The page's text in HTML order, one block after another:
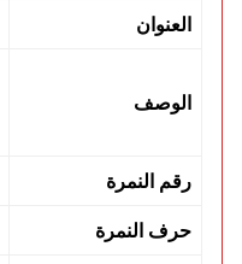
العنوان
الوصف
رقم النمرة
حرف النمرة